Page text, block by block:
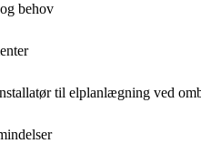
behov
til elplanlægning ved